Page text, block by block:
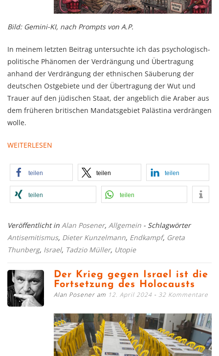
Bild: Gemini-KI, nach Prompts von A.P.
In meinem letzten Beitrag untersuchte ich das psychologisch-
politische Phänomen der Verdrängung und Übertragung
anhand der Verdrängung der ethnischen Säuberung der
deutschen Ostgebiete und der Übertragung der Wut und
Trauer auf den jüdischen Staat, der angeblich die Araber aus
dem früheren britischen Mandatsgebiet Palästina verdrängen
wolle.
WEITERLESEN
teilen teilen teilen
teilen teilen
Veröffentlicht in Alan Posener, Allgemein - Schlagwörter
Antisemitismus, Dieter Kunzelmann, Endkampf, Greta
Thunberg, Israel, Tadzio Müller, Utopie
Der Krieg gegen Israel ist die
Fortsetzung des Holocausts
Alan Posener am 12. April 2024 32 Kommentare